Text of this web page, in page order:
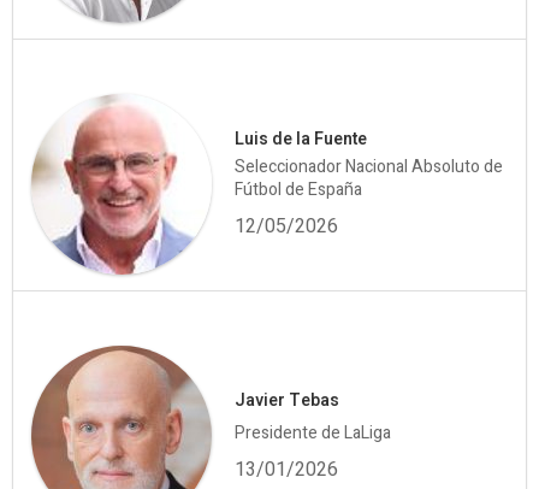
Luis de la Fuente
Seleccionador Nacional Absoluto de
Fútbol de España
12/05/2026
Javier Tebas
Presidente de LaLiga
13/01/2026